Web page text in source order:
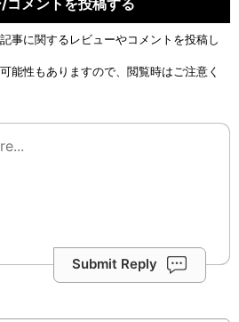
事に関するレビューやコメントを投稿し
能性もありますので、閲覧時はご注意く
Submit Reply